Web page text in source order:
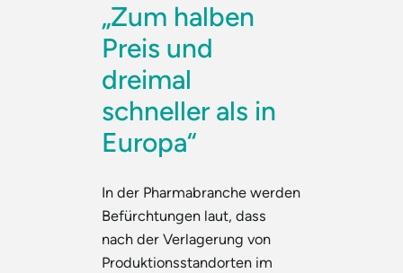
„Zum halben
Preis und
dreimal
schneller als in
Europa“
In der Pharmabranche werden
Befürchtungen laut, dass
nach der Verlagerung von
Produktionsstandorten im